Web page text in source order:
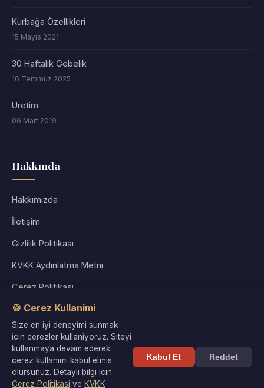
Kurbağa Özellikleri
15 Mayıs 2021
30 Haftalık Gebelik
16 Temmuz 2025
Üretim
06 Mart 2019
Hakkında
Hakkımızda
İletişim
Gizlilik Politikası
KVKK Aydınlatma Metni
Çerez Politikası
Kullanım Koşulları
Site Haritası
🍪 Cerez Kullanimi
Size en iyi deneyimi sunmak
icin cerezler kullaniyoruz. Siteyi
kullanmaya devam ederek
cerez kullanimi kabul etmis
olursunuz. Detayli bilgi icin
Cerez Politikasi ve KVKK
Kabul Et Reddet